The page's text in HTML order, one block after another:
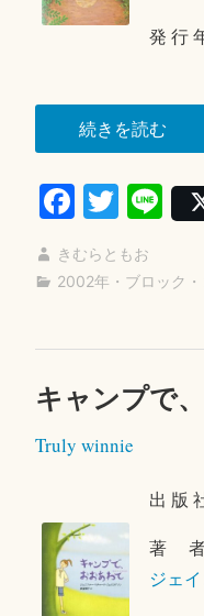
発 行
続きを読む“＜
ヤ
ギ
＞
ー
Fa
ce
bo
T
wi
tte
Li
ne
きむらともお
2002年 ・ ブロック
キャンプで
Truly winnie
出 版
著 者
ジェ
2
2
7